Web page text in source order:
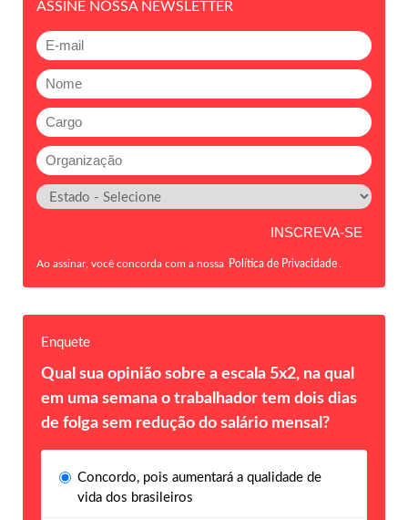
ASSINE NOSSA NEWSLETTER
Ao assinar, você concorda com a nossa Política de Privacidade
Enquete
Qual sua opinião sobre a escala 5x2, na qual
em uma semana o trabalhador tem dois dias
de folga sem redução do salário mensal?
Concordo, pois aumentará a qualidade de
vida dos brasileiros